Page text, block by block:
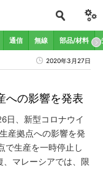
通信 無線 部品/材料
2020年3月27日
への影響を発表
日、新型コロナウイ
産拠点への影響を発
で生産を一時停止し
、マレーシアでは、限